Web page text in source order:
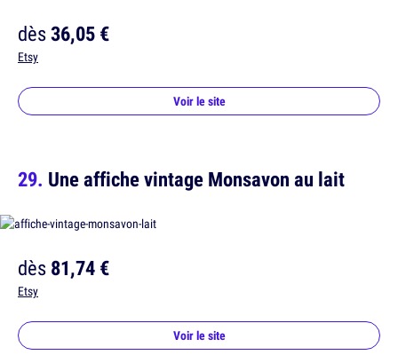
dès36,05 €
Etsy
Voir le site
Une affiche vintage Monsavon au lait
dès81,74 €
Etsy
Voir le site